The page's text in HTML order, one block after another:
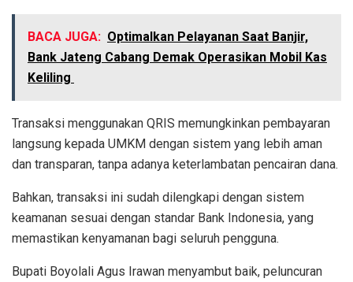
BACA JUGA: Optimalkan Pelayanan Saat Banjir,
Bank Jateng Cabang Demak Operasikan Mobil Kas
Keliling
Transaksi menggunakan QRIS memungkinkan pembayaran
langsung kepada UMKM dengan sistem yang lebih aman
dan transparan, tanpa adanya keterlambatan pencairan dana.
Bahkan, transaksi ini sudah dilengkapi dengan sistem
keamanan sesuai dengan standar Bank Indonesia, yang
memastikan kenyamanan bagi seluruh pengguna.
Bupati Boyolali Agus Irawan menyambut baik, peluncuran